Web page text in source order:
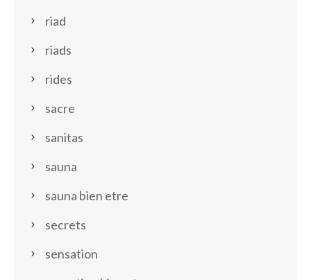
riad
riads
rides
sacre
sanitas
sauna
sauna bien etre
secrets
sensation